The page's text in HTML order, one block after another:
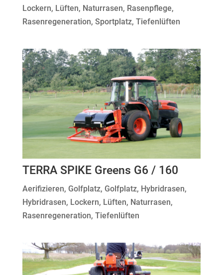
Lockern, Lüften, Naturrasen, Rasenpflege,
Rasenregeneration, Sportplatz, Tiefenlüften
TERRA SPIKE Greens G6 / 160
Aerifizieren, Golfplatz, Golfplatz, Hybridrasen,
Hybridrasen, Lockern, Lüften, Naturrasen,
Rasenregeneration, Tiefenlüften